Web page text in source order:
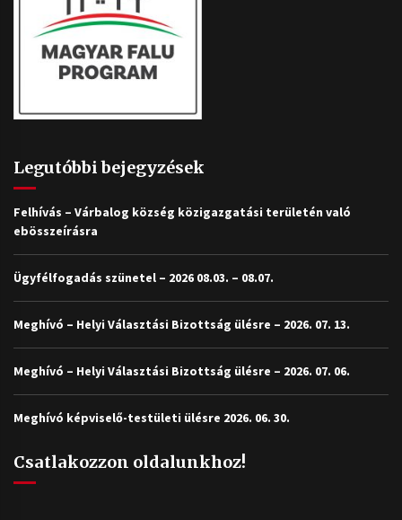
Legutóbbi bejegyzések
Felhívás – Várbalog község közigazgatási területén való
ebösszeírásra
Ügyfélfogadás szünetel – 2026 08.03. – 08.07.
Meghívó – Helyi Választási Bizottság ülésre – 2026. 07. 13.
Meghívó – Helyi Választási Bizottság ülésre – 2026. 07. 06.
Meghívó képviselő-testületi ülésre 2026. 06. 30.
Csatlakozzon oldalunkhoz!